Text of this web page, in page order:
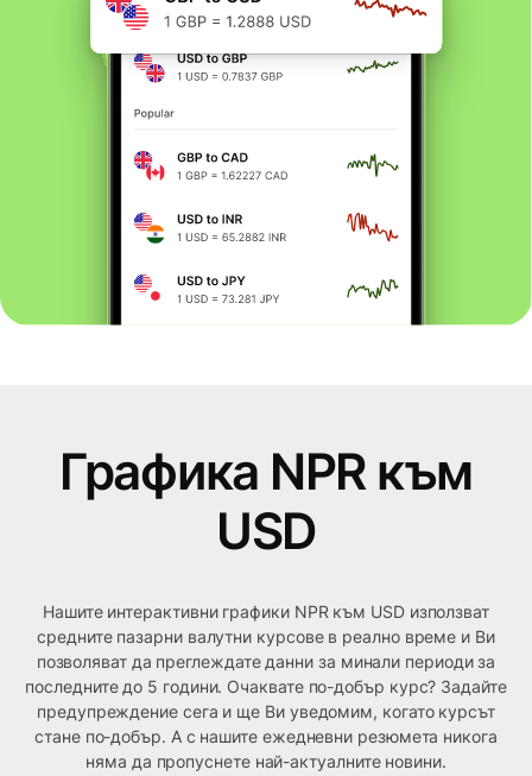
Графика NPR към
USD
Нашите интерактивни графики NPR към USD използват
средните пазарни валутни курсове в реално време и Ви
позволяват да преглеждате данни за минали периоди за
последните до 5 години. Очаквате по-добър курс? Задайте
предупреждение сега и ще Ви уведомим, когато курсът
стане по-добър. А с нашите ежедневни резюмета никога
няма да пропуснете най-актуалните новини.